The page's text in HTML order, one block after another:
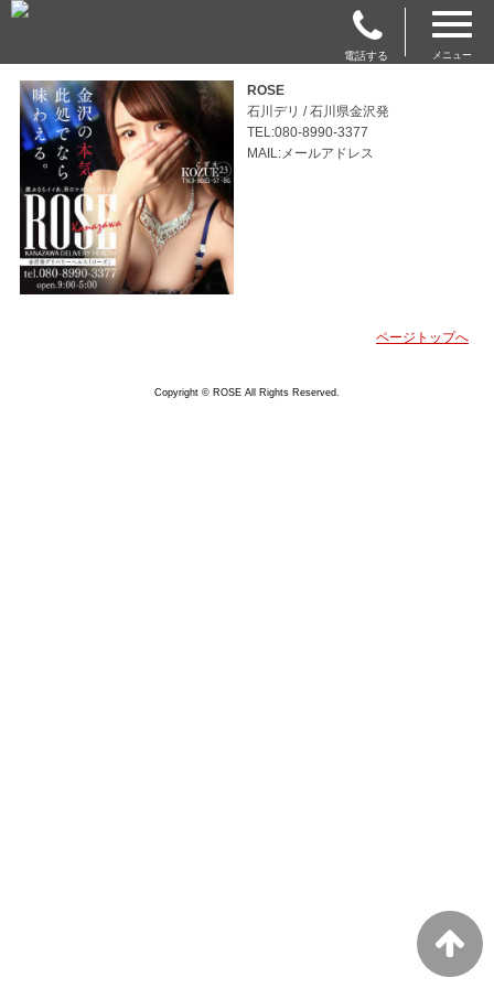
電話する メニュー
ROSE
石川デリ / 石川県金沢発
TEL:080-8990-3377
MAIL:メールアドレス
ページトップへ
Copyright © ROSE All Rights Reserved.